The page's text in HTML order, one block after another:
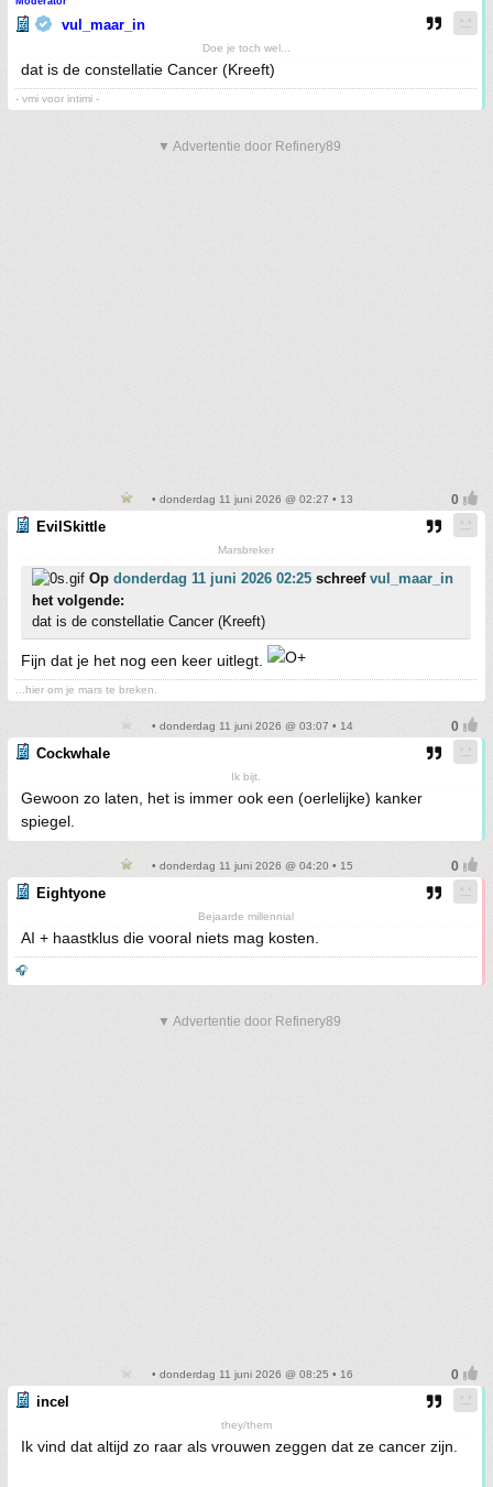
vul_maar_in
Doe je toch wel...
dat is de constellatie Cancer (Kreeft)
- vmi voor intimi -
▼ Advertentie door Refinery89
• donderdag 11 juni 2026 @ 02:27 • 13
EvilSkittle
Marsbreker
Op donderdag 11 juni 2026 02:25 schreef vul_maar_in
het volgende:
dat is de constellatie Cancer (Kreeft)
Fijn dat je het nog een keer uitlegt.
...hier om je mars te breken.
• donderdag 11 juni 2026 @ 03:07 • 14
Cockwhale
Ik bijt.
Gewoon zo laten, het is immer ook een (oerlelijke) kanker
spiegel.
• donderdag 11 juni 2026 @ 04:20 • 15
Eightyone
Bejaarde millennial
AI + haastklus die vooral niets mag kosten.
🎧
▼ Advertentie door Refinery89
• donderdag 11 juni 2026 @ 08:25 • 16
incel
they/them
Ik vind dat altijd zo raar als vrouwen zeggen dat ze cancer zijn.